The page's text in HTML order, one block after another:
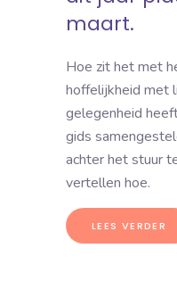
maart.
Hoe zit het met
hoffelijkheid met
gelegenheid
gids
achter het stuur
vertellen hoe.
LEES VERDER